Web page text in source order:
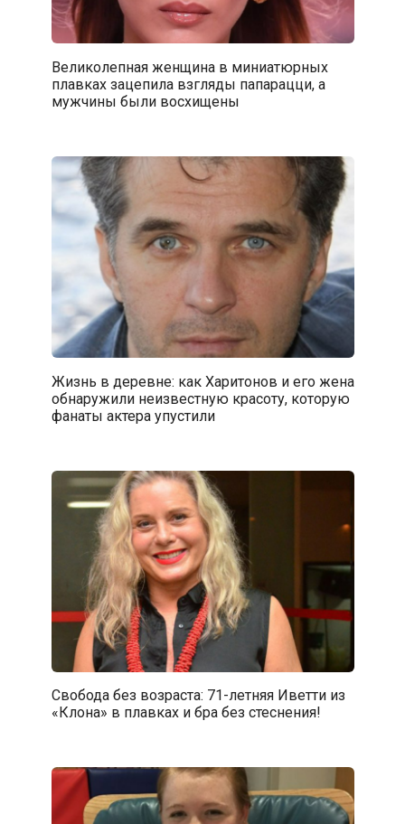
Великолепная женщина в миниатюрных
плавках зацепила взгляды папарацци, а
мужчины были восхищены
Жизнь в деревне: как Харитонов и его жена
обнаружили неизвестную красоту, которую
фанаты актера упустили
Свобода без возраста: 71-летняя Иветти из
«Клона» в плавках и бра без стеснения!